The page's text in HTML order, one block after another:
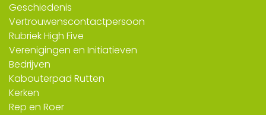
Geschiedenis
Vertrouwenscontactpersoon
Rubriek High Five
Verenigingen en Initiatieven
Bedrijven
Kabouterpad Rutten
Kerken
Rep en Roer